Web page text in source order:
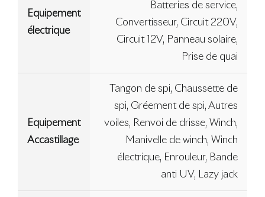
Equipement
électrique
Batteries de service,
Convertisseur, Circuit 220V,
Circuit 12V, Panneau solaire,
Prise de quai
Equipement
Accastillage
Tangon de spi, Chaussette de
spi, Gréement de spi, Autres
voiles, Renvoi de drisse, Winch,
Manivelle de winch, Winch
électrique, Enrouleur, Bande
anti UV, Lazy jack